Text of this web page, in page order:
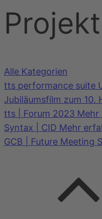
Alle Kategorien
tts performance suite
Jubiläumsfilm zum 10.
tts | Forum 2023 Mehr
Syntax | CID Mehr
GCB | Future Meeting